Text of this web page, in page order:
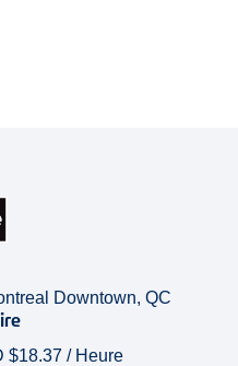
Downtown, QC
$18.37 / Heure